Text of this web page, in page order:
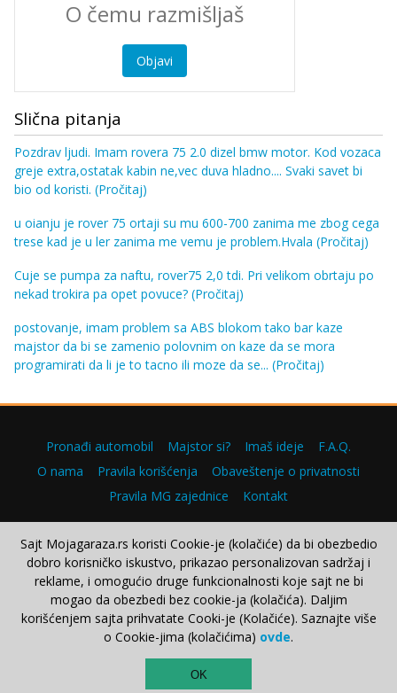
Objavi
Slična pitanja
Pozdrav ljudi. Imam rovera 75 2.0 dizel bmw motor. Kod vozaca
greje extra,ostatak kabin ne,vec duva hladno.... Svaki savet bi
bio od koristi. (Pročitaj)
u oianju je rover 75 ortaji su mu 600-700 zanima me zbog cega
trese kad je u ler zanima me vemu je problem.Hvala (Pročitaj)
Cuje se pumpa za naftu, rover75 2,0 tdi. Pri velikom obrtaju po
nekad trokira pa opet povuce? (Pročitaj)
postovanje, imam problem sa ABS blokom tako bar kaze
majstor da bi se zamenio polovnim on kaze da se mora
programirati da li je to tacno ili moze da se... (Pročitaj)
Pronađi automobil Majstor si? Imaš ideje
F.A.Q.
O nama
Pravila korišćenja
Obaveštenje o privatnosti
Pravila MG zajednice
Kontakt
Copyright © 2000–2026.
Sajt Mojagaraza.rs koristi Cookie-je (kolačiće) da bi obezbedio
dobro korisničko iskustvo, prikazao personalizovan sadržaj i
reklame, i omogućio druge funkcionalnosti koje sajt ne bi
mogao da obezbedi bez cookie-ja (kolačića). Daljim
korišćenjem sajta prihvatate Cooki-je (Kolačiće). Saznajte više
o Cookie-jima (kolačićima) ovde.
OK